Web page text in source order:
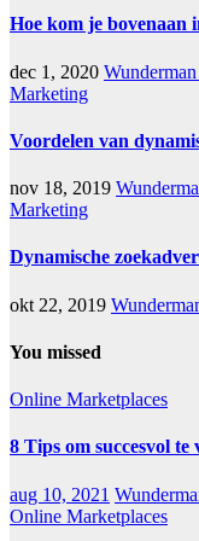
Hoe kom je bovenaan
dec 1, 2020
Marketing
Voordelen van
nov 18, 2019
Marketing
Dynamische
okt 22, 2019
You missed
Online Marketplaces
8 Tips om succesvol
aug 10, 2021
Online Marketplaces